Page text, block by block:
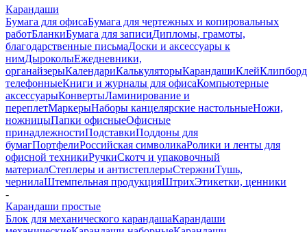
Карандаши
Бумага для офисаБумага для чертежных и копировальных
работБланкиБумага для записиДипломы, грамоты,
благодарственные письмаДоски и аксессуары к
нимДыроколыЕжедневники,
органайзерыКалендариКалькуляторыКарандашиКлей
телефонныеКниги и журналы для офисаКомпьютерные
аксессуарыКонвертыЛаминирование и
переплетМаркерыНаборы канцелярские настольныеНожи,
ножницыПапки офисныеОфисные
принадлежностиПодставкиПоддоны для
бумагПортфелиРоссийская символикаРолики и ленты для
офисной техникиРучкиСкотч и упаковочный
материалСтеплеры и антистеплерыСтержниТушь,
чернилаШтемпельная продукцияШтрихЭтикетки, ценники
-
Карандаши простые
Блок для механического карандашаКарандаши